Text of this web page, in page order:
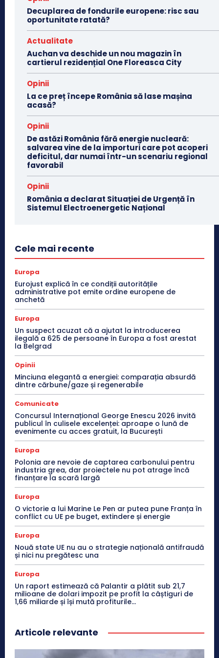
Decuplarea de fondurile europene: risc sau
oportunitate ratată?
Actualitate
Auchan va deschide un nou magazin în
cartierul rezidențial One Floreasca City
Opinii
La ce preț începe România să lase mașina
acasă?
Opinii
De astăzi România fără energie nucleară:
salvarea vine de la importuri care pot acoperi
deficitul, dar numai într-un scenariu regional
favorabil
Opinii
România a declarat Situației de Urgență în
Sistemul Electroenergetic Național
Cele mai recente
Europa
Eurojust explică în ce condiții autoritățile
administrative pot emite ordine europene de
anchetă
Europa
Un suspect acuzat că a ajutat la introducerea
ilegală a 625 de persoane în Europa a fost arestat
la Belgrad
Opinii
Minciuna elegantă a energiei: comparația absurdă
dintre cărbune/gaze și regenerabile
Comunicate
Concursul Internațional George Enescu 2026 invită
publicul în culisele excelenței: aproape o lună de
evenimente cu acces gratuit, la București
Europa
Polonia are nevoie de captarea carbonului pentru
industria grea, dar proiectele nu pot atrage încă
finanțare la scară largă
Europa
O victorie a lui Marine Le Pen ar putea pune Franța în
conflict cu UE pe buget, extindere și energie
Europa
Nouă state UE nu au o strategie națională antifraudă
și nici nu pregătesc una
Europa
Un raport estimează că Palantir a plătit sub 21,7
milioane de dolari impozit pe profit la câștiguri de
1,66 miliarde și își mută profiturile...
Articole relevante